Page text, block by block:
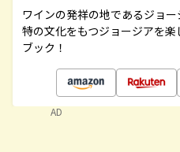
ワインの発祥の地であるジョ
特の文化をもつジョージアを
ブック！
AD